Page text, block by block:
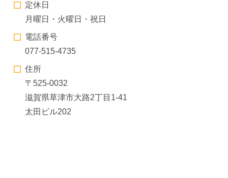
定休日
月曜日・火曜日・祝日
電話番号
077-515-4735
住所
〒525-0032
滋賀県草津市大路2丁目1-41
太田ビル202